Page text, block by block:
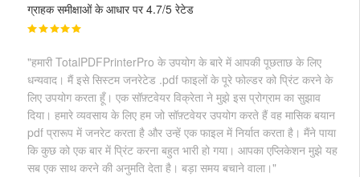
ग्राहक समीक्षाओं के आधार पर 4.7/5 रेटेड
"हमारी TotalPDFPrinterPro के उपयोग के बारे में आपकी पूछताछ के लिए
धन्यवाद। मैं इसे सिस्टम जनरेटेड .pdf फाइलों के पूरे फोल्डर को प्रिंट करने के
लिए उपयोग करता हूँ। एक सॉफ़्टवेयर विक्रेता ने मुझे इस प्रोग्राम का सुझाव
दिया। हमारे व्यवसाय के लिए हम जो सॉफ़्टवेयर उपयोग करते हैं वह मासिक बयान
pdf प्रारूप में जनरेट करता है और उन्हें एक फाइल में निर्यात करता है। मैंने पाया
कि कुछ को एक बार में प्रिंट करना बहुत भारी हो गया। आपका एप्लिकेशन मुझे यह
सब एक साथ करने की अनुमति देता है। बड़ा समय बचाने वाला।"